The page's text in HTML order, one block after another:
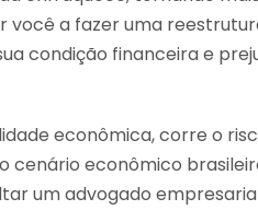
você a fazer uma
condição financeira e
econômica, corre o
cenário econômico
um advogado